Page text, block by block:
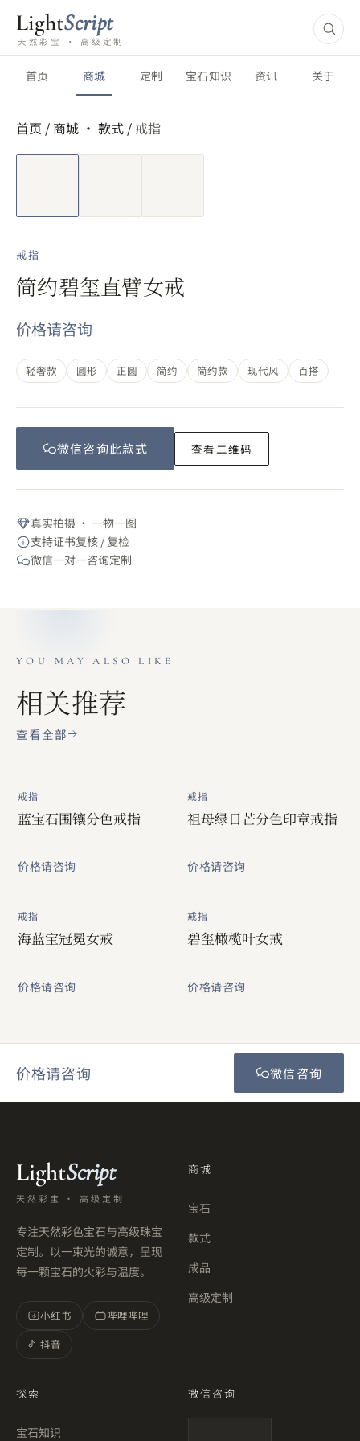
LightScript
天然彩宝 · 高级定制
首页 商城 定制 宝石知识 资讯 关于
首页 / 商城 · 款式 / 戒指
短视频
戒指
简约碧玺直臂女戒
价格请咨询
轻奢款 圆形 正圆 简约 简约款 现代风 百搭
微信咨询此款式 查看二维码
真实拍摄 · 一物一图
支持证书复核 / 复检
微信一对一咨询定制
YOU MAY ALSO LIKE
相关推荐
查看全部
戒指
蓝宝石围镶分色戒指
价格请咨询
戒指
祖母绿日芒分色印章戒指
价格请咨询
戒指
海蓝宝冠冕女戒
价格请咨询
戒指
碧玺橄榄叶女戒
价格请咨询
价格请咨询 微信咨询
LightScript
天然彩宝 · 高级定制
专注天然彩色宝石与高级珠宝
定制。以一束光的诚意，呈现
每一颗宝石的火彩与温度。
小 小红书
哔哩哔哩
抖音
商城
宝石
款式
成品
高级定制
探索
宝石知识
微信咨询